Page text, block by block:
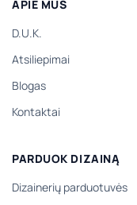
APIE MUS
D.U.K.
Atsiliepimai
Blogas
Kontaktai
PARDUOK DIZAINĄ
Dizainerių parduotuvės